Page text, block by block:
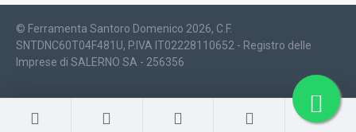
© Ferramenta Santoro Domenico 2026, C.F.
SNTDNC60T04F481U, P.IVA IT02228110652 - Registro delle
Imprese di SALERNO SA - 256356